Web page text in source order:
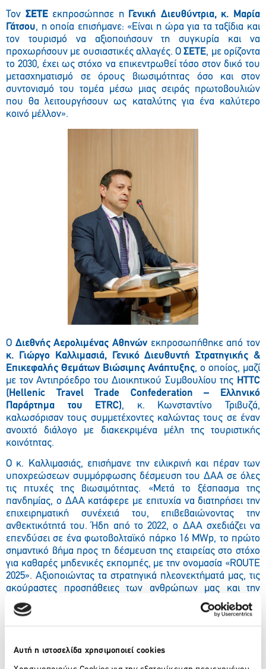
Αυτή η ιστοσελίδα χρησιμοποιεί cookies
Τον ΣΕΤΕεκπροσώπησε η Γενική Διευθύντρια, κ. Μαρία
Γάτσου, η οποία επισήμανε: «Είναι η ώρα για τα ταξίδια και
τον τουρισμό να αξιοποιήσουν τη συγκυρία και να
προχωρήσουν με ουσιαστικές αλλαγές. ΟΣΕΤΕ, με ορίζοντα
το 2030, έχει ως στόχο να επικεντρωθεί τόσο στον δικό του
μετασχηματισμό σε όρους βιωσιμότητας όσο και στον
συντονισμό του τομέα μέσω μιας σειράς πρωτοβουλιών
που θα λειτουργήσουν ως καταλύτης για ένα καλύτερο
κοινό μέλλον».
Ο Διεθνής Αερολιμένας Αθηνών εκπροσωπήθηκε από τον
κ. Γιώργο Καλλιμασιά, Γενικό Διευθυντή Στρατηγικής &
Επικεφαλής Θεμάτων Βιώσιμης Ανάπτυξης, ο οποίος, μαζί
με τον Αντιπρόεδρο του Διοικητικού Συμβουλίου της HTTC
(Hellenic Travel Trade Confederation – Ελληνικό
Παράρτημα του ETRC), κ. Κωνσταντίνο Τριβυζά,
καλωσόρισαν τους συμμετέχοντες καλώντας τους σε έναν
ανοιχτό διάλογο με διακεκριμένα μέλη της τουριστικής
κοινότητας.
Ο κ. Καλλιμασιάς, επισήμανε την ειλικρινή και πέραν των
υποχρεώσεων συμμόρφωσης δέσμευση του ΔΑΑ σε όλες
τις πτυχές της βιωσιμότητας. «Μετά το ξέσπασμα της
πανδημίας, ο ΔΑΑ κατάφερε με επιτυχία να διατηρήσει την
επιχειρηματική συνέχειά του, επιβεβαιώνοντας την
ανθεκτικότητά του. Ήδη από το 2022, ο ΔΑΑ σχεδιάζει να
επενδύσει σε ένα φωτοβολταϊκό πάρκο 16 MWp, το πρώτο
σημαντικό βήμα προς τη δέσμευση της εταιρείας στο στόχο
για καθαρές μηδενικές εκπομπές, με την ονομασία «ROUTE
2025». Αξιοποιώντας τα στρατηγικά πλεονεκτήματά μας, τις
ακούραστες προσπάθειες των ανθρώπων μας και την
αφοσίωση στις αξίες μας, επωφελούμαστε αυτής της
ευκαιρίας για να επιβεβαιώσουμε τη δέσμευσή μας για τη
δημιουργία βιώσιμης αξίας για όλους τους συμμετόχους.»
Ο Αντιπρόεδρος του Δ.Σ. της Hellenic Travel Trade